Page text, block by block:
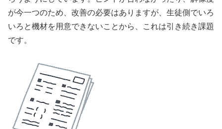
が今一つのため、改善の必要はありますが、生徒側でいろ
いろと機材を用意できないことから、これは引き続き課題
です。